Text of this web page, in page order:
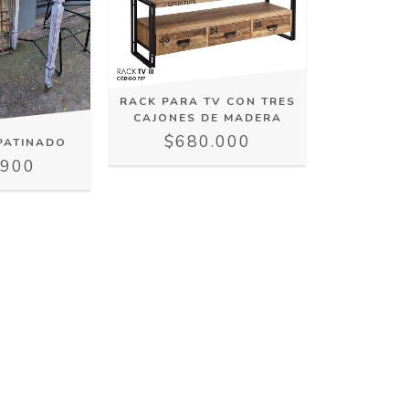
RACK PARA TV CON TRES
CAJONES DE MADERA
$680.000